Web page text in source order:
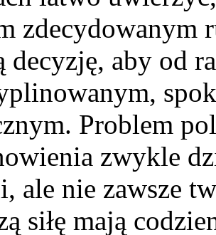
zdecydowanym
decyzję, aby od
Problem
zwykle
ale nie zawsze
siłę mają